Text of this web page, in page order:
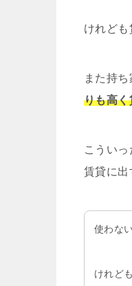
けれども
また持
りも高く
こうい
賃貸に出
使わな
けれども